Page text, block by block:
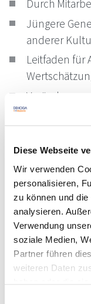
Diese Webseite
Wir verwenden
personalisieren,
zu können und
analysieren.
Verwendung
soziale Medien,
Partner führen
weiteren Daten
Durch
Jüngere
anderer
Leitfaden für
Dieser Kurs
Referenten
Andrea Maria
Termine
17.09.2026